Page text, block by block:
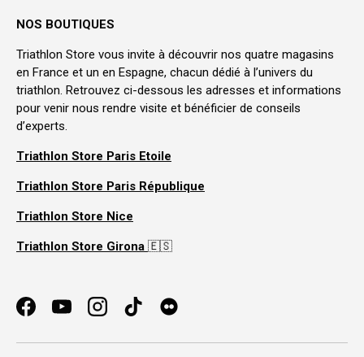
NOS BOUTIQUES
Triathlon Store vous invite à découvrir nos quatre magasins
en France et un en Espagne, chacun dédié à l’univers du
triathlon. Retrouvez ci-dessous les adresses et informations
pour venir nous rendre visite et bénéficier de conseils
d’experts.
Triathlon Store Paris Etoile
Triathlon Store Paris République
Triathlon Store Nice
Triathlon Store Girona 🇪🇸
FacebookYouTubeInstagramTikTok